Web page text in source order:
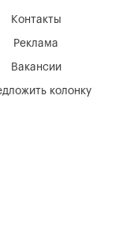
Вакансии
Реклама
Контакты
колонку